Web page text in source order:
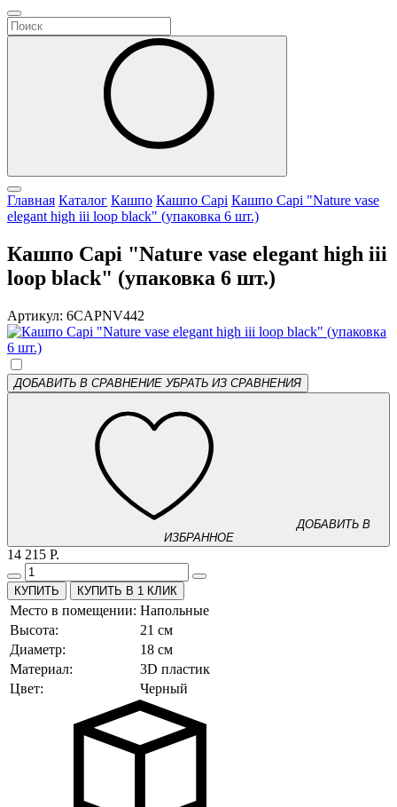
Главная Каталог Кашпо Кашпо Capi Кашпо Capi "Nature vase
elegant high iii loop black" (упаковка 6 шт.)
Кашпо Capi "Nature vase elegant high iii
loop black" (упаковка 6 шт.)
Артикул: 6CAPNV442
ДОБАВИТЬ В СРАВНЕНИЕ УБРАТЬ ИЗ СРАВНЕНИЯ
ДОБАВИТЬ В
ИЗБРАННОЕ
14 215 Р.
КУПИТЬ В 1 КЛИК
Место в помещении: Напольные
Высота:
21 см
Диаметр:
18 см
Материал:
3D пластик
Цвет:
Черный